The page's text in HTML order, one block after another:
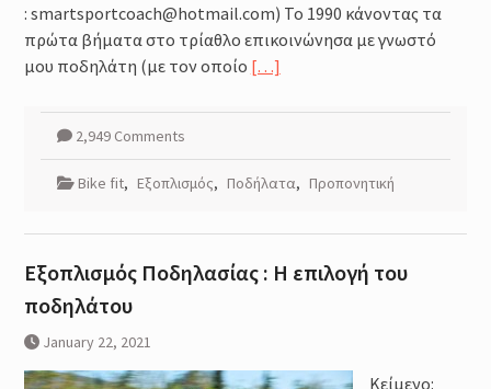
: smartsportcoach@hotmail.com) Το 1990 κάνοντας τα
πρώτα βήματα στο τρίαθλο επικοινώνησα με γνωστό
μου ποδηλάτη (με τον οποίο […]
2,949 Comments
Bike fit, Εξοπλισμός, Ποδήλατα, Προπονητική
Εξοπλισμός Ποδηλασίας : Η επιλογή του
ποδηλάτου
January 22, 2021
Κείμενο: